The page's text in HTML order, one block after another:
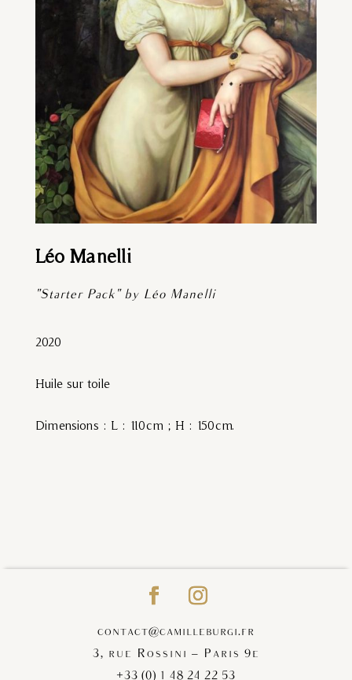
Léo Manelli
"Starter Pack" by Léo Manelli
2020
Huile sur toile
Dimensions : L : 110cm ; H : 150cm.
contact@camilleburgi.fr
3, rue Rossini – Paris 9e
+33 (0) 1 48 24 22 53